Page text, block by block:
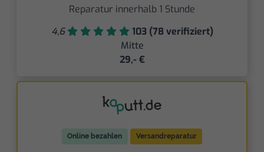
Reparatur innerhalb 1 Stunde
4,6
103 (78 verifiziert)
Mitte
29,- €
Online bezahlen Versandreparatur